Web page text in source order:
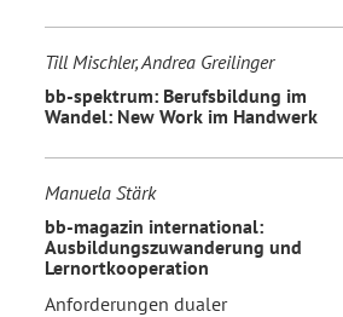
Till Mischler, Andrea Greilinger
bb-spektrum: Berufsbildung im
Wandel: New Work im Handwerk
Manuela Stärk
bb-magazin international:
Ausbildungszuwanderung und
Lernortkooperation
Anforderungen dualer